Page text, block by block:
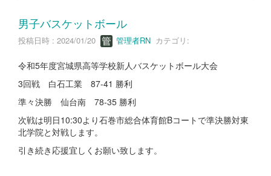
男子バスケットボール
投稿日時 : 2024/01/20 管理者RN カテゴリ:
令和5年度宮城県高等学校新人バスケットボール大会
3回戦 白石工業 87-41 勝利
準々決勝 仙台南 78-35 勝利
次戦は明日10:30より石巻市総合体育館Bコートで準決勝対東
北学院と対戦します。
引き続き応援宜しくお願い致します。